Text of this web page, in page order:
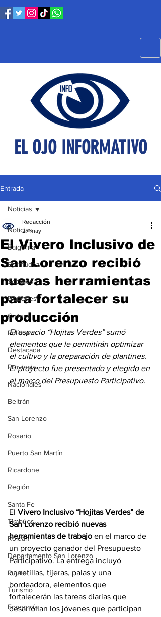
EL OJO INFORMATIVO
Entrada
Noticias
Baigorria
Bermúdez
Sociales
Deportes
Cultura
Política
Destacada
Provincia
Nacionales
Beltrán
San Lorenzo
Rosario
Puerto San Martín
Ricardone
Región
Santa Fe
Timbúes
Roldán
Departamento San Lorenzo
Pujato
Turismo
Economía
Noticias
El Vivero Inclusivo de
San Lorenzo recibió
nuevas herramientas
para fortalecer su
producción
Redacción
27 may
El espacio “Hojitas Verdes” sumó
elementos que le permitirán optimizar
el cultivo y la preparación de plantines.
El proyecto fue presentado y elegido en
el marco del Presupuesto Participativo.
El Vivero Inclusivo “Hojitas Verdes” de
San Lorenzo recibió nuevas
herramientas de trabajo en el marco de
un proyecto ganador del Presupuesto
Participativo. La entrega incluyó
carretillas, tijeras, palas y una
bordeadora, elementos que
fortalecerán las tareas diarias que
desarrollan los jóvenes que participan